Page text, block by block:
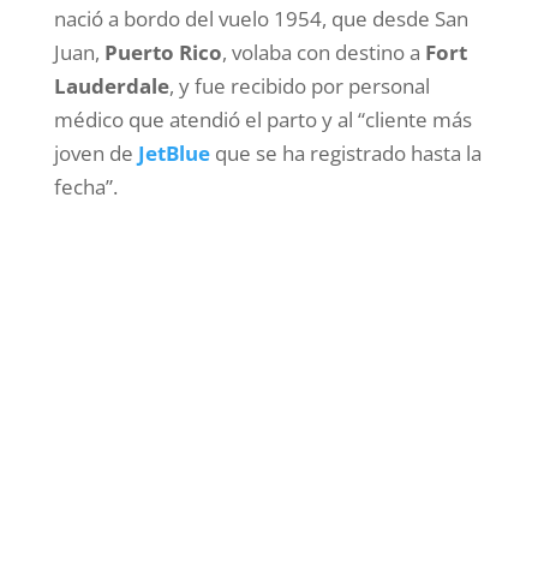
nació a bordo del vuelo 1954, que desde San
Juan, Puerto Rico, volaba con destino a Fort
Lauderdale, y fue recibido por personal
médico que atendió el parto y al “cliente más
joven de JetBlueque se ha registrado hasta la
fecha”.